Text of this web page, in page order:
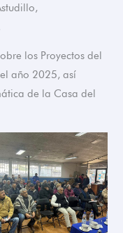
los Proyectosdel
año 2025, así
de la Casa del